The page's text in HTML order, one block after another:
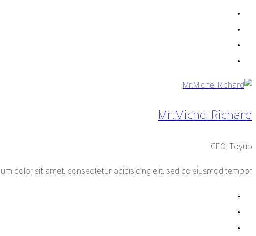
Mr.Michel Richard
CEO, Toyup
dolor sit amet, consectetur adipisicing elit, sed do eiusmod tempor